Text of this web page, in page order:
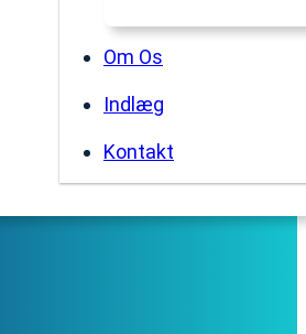
Om Os
Indlæg
Kontakt